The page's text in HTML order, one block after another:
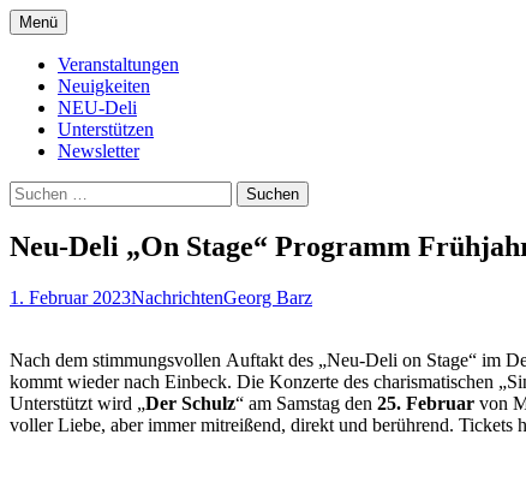
Zum
Inhalt
springen
NeuDeli Einbeck
Menü
Veranstaltungen
Neuigkeiten
NEU-Deli
Unterstützen
Newsletter
Suchen
nach:
Neu-Deli „On Stage“ Programm
1. Februar 2023NachrichtenGeorg Barz
Nach dem stimmungsvollen Auftakt des „Neu-Deli on Stage“ im
kommt wieder nach Einbeck. Die Konzerte des charismatischen
Unterstützt wird „Der Schulz“ am Samstag den 25. Februar von
voller Liebe, aber immer mitreißend, direkt und berührend.